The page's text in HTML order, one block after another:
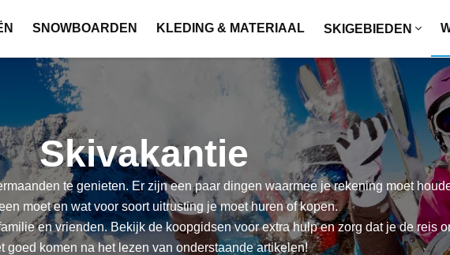
SNOWBOARDEN KLEDING & MATERIAAL SKIGEBIEDEN
Skivakantie
te genieten. Er zijn een paar dingen waarmee je rekening moet
moet en wat voor soort uitrusting je moet huren of kopen.
en vrienden. Bekijk de koopgidsen voor extra hulp en zorg dat je de reis
goed komen na het lezen van onderstaande artikelen!